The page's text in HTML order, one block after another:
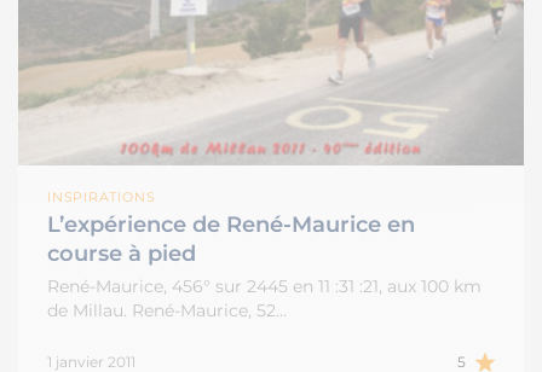
INSPIRATIONS
L’expérience de René-Maurice en
course à pied
René-Maurice, 456° sur 2445 en 11 :31 :21, aux 100 km
de Millau. René-Maurice, 52…
1 janvier 2011 5